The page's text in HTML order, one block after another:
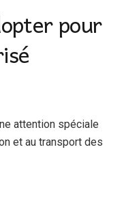
pour
attention spéciale
et au transport des